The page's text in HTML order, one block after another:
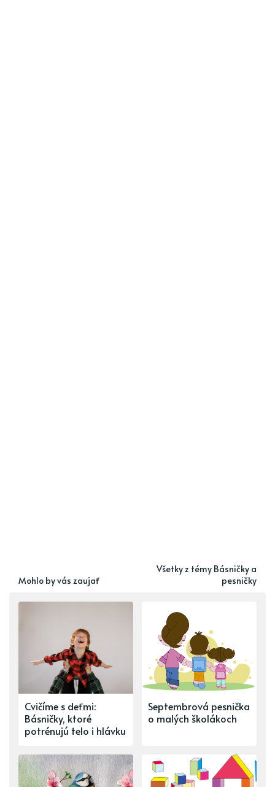
Mohlo by vás zaujať
Všetky z témy Básničky a
pesničky
Cvičíme s deťmi:
Básničky, ktoré
potrénujú telo i hlávku
Septembrová pesnička
o malých školákoch